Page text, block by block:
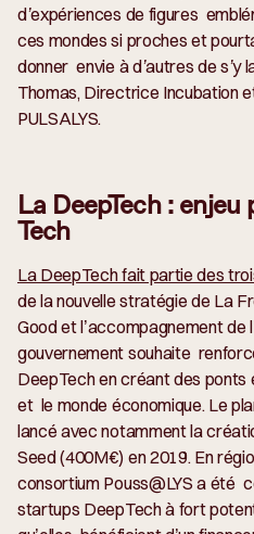
d’expériences de figures
ces mondes si proches et
donner envie à d’autres de s’y
Thomas, Directrice Incubation
PULSALYS.
La DeepTech :
Tech
La DeepTech fait partie des
de la nouvelle stratégie de La
Good et l’accompagnement de
gouvernement souhaite
DeepTech en créant des ponts
et le monde économique. Le
lancé avec notamment la
Seed (400M€) en 2019. En
consortium Pouss@LYS a été
startups DeepTech à fort